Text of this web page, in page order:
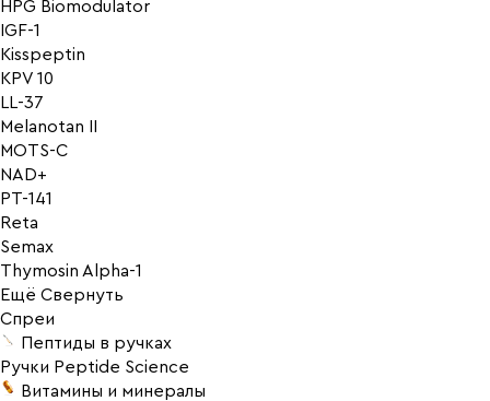
HPG Biomodulator
IGF-1
Kisspeptin
KPV 10
LL-37
Melanotan II
MOTS-C
NAD+
PT-141
Reta
Semax
Thymosin Alpha-1
Ещё Свернуть
Спреи
Пептиды в ручках
Ручки Peptide Science
Витамины и минералы